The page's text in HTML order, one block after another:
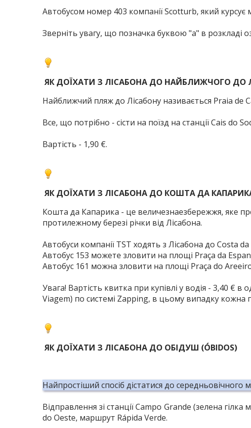
Автобусом номер 403 компанії Scotturb, який курсує
Зверніть увагу, що позначка буквою "a" в розкладі
ЯК ДОЇХАТИ З ЛІСАБОНА ДО НАЙБЛИЖЧОГО ДО
Найближчий пляж до Лісабону називається Praia de
Все, що потрібно - сісти на поїзд на станції Cais do
Вартість - 1,90 €.
ЯК ДОЇХАТИ З ЛІСАБОНА ДО КОШТА ДА КАПАРИКА
Кошта да Капарика - це величезнаезбережжя, яке
протилежному березі річки від Лісабона.
Автобуси компанії TST ходять з Лісабона до Costa da
Автобус 153 можете зловити на площі Praça da
Автобус 161 можна зловити на площі Praça do
Увага! Вартість квитка при купівлі у водія - 3,40 € в
Viagem) по системі Zapping, в цьому випадку кожна
ЯК ДОЇХАТИ З ЛІСАБОНА ДО ОБІДУШ (ÓBIDOS)
Найпростіший спосіб дістатися до середньовічного
Відправлення зі станції Campo Grande (зелена
do Oeste, маршрут Rápida Verde.